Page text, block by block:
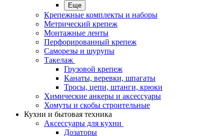
Еще
Крепежные комплекты и наборы
Метрический крепеж
Монтажные ленты
Перфорированный крепеж
Саморезы и шурупы
Такелаж
Грузовой крепеж
Канаты, веревки, шпагаты
Тросы, цепи, штанги, крюки
Химические анкеры и аксессуары
Хомуты и скобы строительные
Кухни и бытовая техника
Аксессуары для кухни
Дозаторы